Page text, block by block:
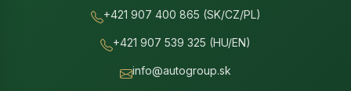
+421 907 400 865 (SK/CZ/PL)
+421 907 539 325 (HU/EN)
info@autogroup.sk